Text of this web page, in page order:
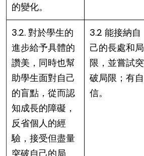
的變化。
3.2. 對於學生的
進步給予具體的
讚美，同時也幫
助學生面對自己
的盲點，從而認
知成長的障礙，
反省個人的經
驗，接受但盡量
突破自己的局
3.2 能接納自
己的長處和局
限，並嘗試突
破局限；有自
信。